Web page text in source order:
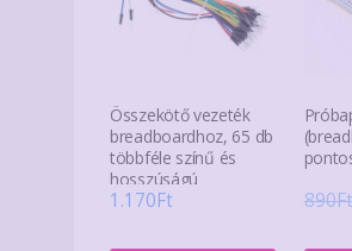
Összekötő vezeték
breadboardhoz, 65 db
többféle színű és
hosszúságú
1.170Ft 890Ft